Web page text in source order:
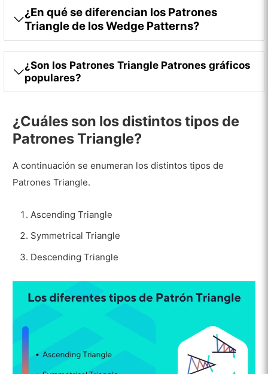
¿En qué se diferencian los Patrones
Triangle de los Wedge Patterns?
¿Son los Patrones Triangle Patrones gráficos
populares?
¿Cuáles son los distintos tipos de
Patrones Triangle?
A continuación se enumeran los distintos tipos de
Patrones Triangle.
Ascending Triangle
Symmetrical Triangle
Descending Triangle